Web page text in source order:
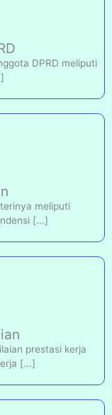
DPRD meliputi
meliputi
[...]
prestasi kerja
[...]